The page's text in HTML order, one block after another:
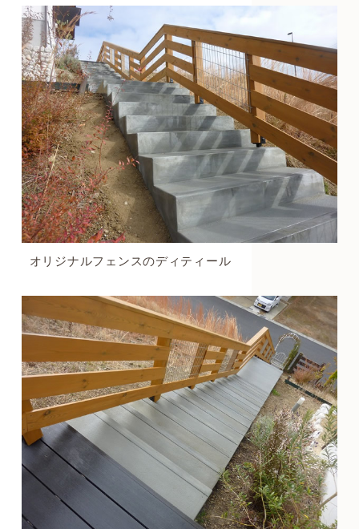
オリジナルフェンスのディティール